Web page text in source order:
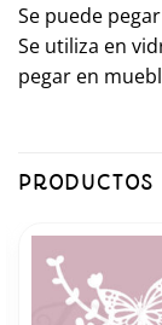
Se puede
Se utiliza en
pegar en